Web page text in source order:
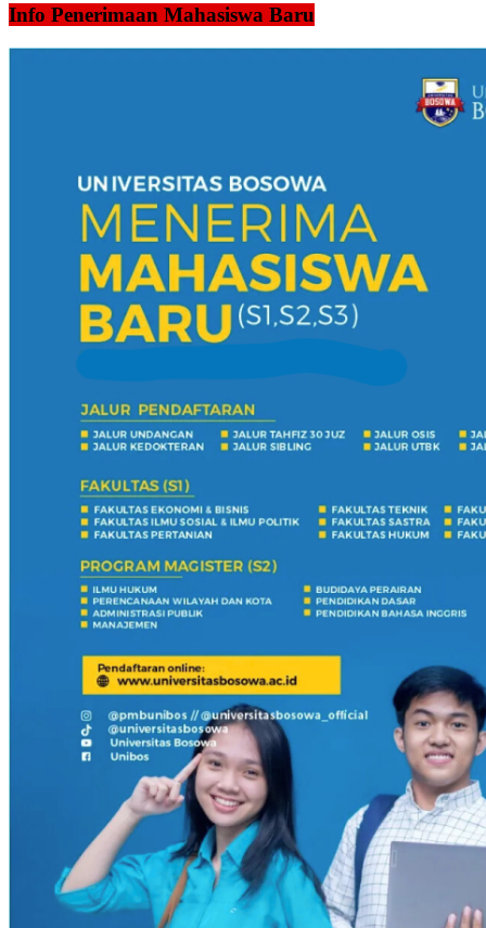
Info Penerimaan Mahasiswa Baru